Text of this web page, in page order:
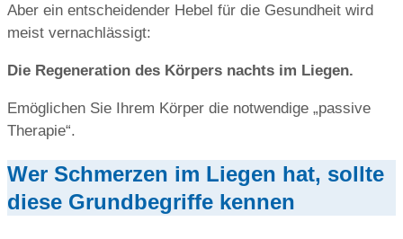
Aber ein entscheidender Hebel für die Gesundheit wird
meist vernachlässigt:
Die Regeneration des Körpers nachts im Liegen.
Emöglichen Sie Ihrem Körper die notwendige „passive
Therapie“.
Wer Schmerzen im Liegen hat, sollte
diese Grundbegriffe kennen